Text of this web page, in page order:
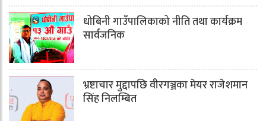
धोबिनी गाउँपालिकाको नीति तथा कार्यक्रम
सार्वजनिक
भ्रष्टाचार मुद्दापछि वीरगञ्जका मेयर राजेशमान
सिंह निलम्बित